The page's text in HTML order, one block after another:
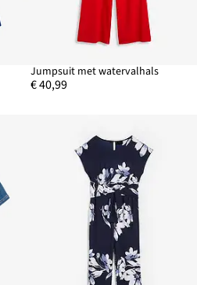
Jumpsuit met watervalhals
€ 40,99